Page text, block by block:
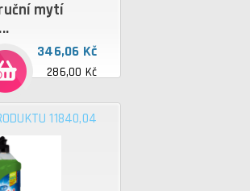
mytí
346,06 Kč
286,00 Kč
11840,04